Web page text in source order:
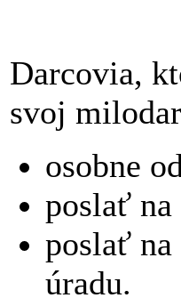
Darcovia,
svoj milodar
osobne
poslať na
poslať
úradu.